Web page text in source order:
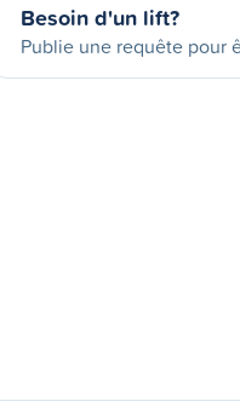
Besoin d'un lift?
Publie une requête pour